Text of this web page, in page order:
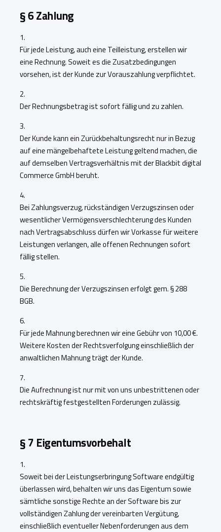
§ 6 Zahlung
1.
Für jede Leistung, auch eine Teilleistung, erstellen wir
eine Rechnung. Soweit es die Zusatzbedingungen
vorsehen, ist der Kunde zur Vorauszahlung verpflichtet.
2.
Der Rechnungsbetrag ist sofort fällig und zu zahlen.
3.
Der Kunde kann ein Zurückbehaltungsrecht nur in Bezug
auf eine mängelbehaftete Leistung geltend machen, die
auf demselben Vertragsverhältnis mit der Blackbit digital
Commerce GmbH beruht.
4.
Bei Zahlungsverzug, rückständigen Verzugszinsen oder
wesentlicher Vermögensverschlechterung des Kunden
nach Vertragsabschluss dürfen wir Vorkasse für weitere
Leistungen verlangen, alle offenen Rechnungen sofort
fällig stellen.
5.
Die Berechnung der Verzugszinsen erfolgt gem. § 288
BGB.
6.
Für jede Mahnung berechnen wir eine Gebühr von 10,00 €.
Weitere Kosten der Rechtsverfolgung einschließlich der
anwaltlichen Mahnung trägt der Kunde.
7.
Die Aufrechnung ist nur mit von uns unbestrittenen oder
rechtskräftig festgestellten Forderungen zulässig.
§ 7 Eigentumsvorbehalt
1.
Soweit bei der Leistungserbringung Software endgültig
überlassen wird, behalten wir uns das Eigentum sowie
sämtliche sonstige Rechte an der Software bis zur
vollständigen Zahlung der vereinbarten Vergütung,
einschließlich eventueller Neben­forderungen aus dem